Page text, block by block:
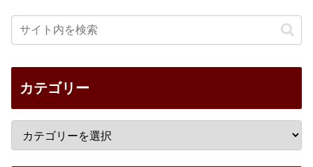
カテゴリー